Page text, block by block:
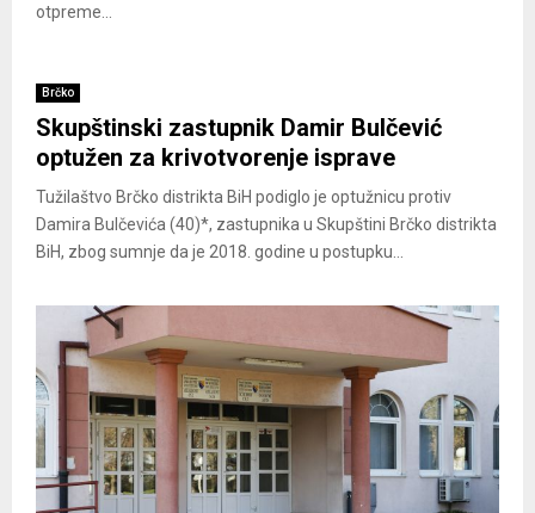
otpreme...
Brčko
Skupštinski zastupnik Damir Bulčević
optužen za krivotvorenje isprave
Tužilaštvo Brčko distrikta BiH podiglo je optužnicu protiv
Damira Bulčevića (40)*, zastupnika u Skupštini Brčko distrikta
BiH, zbog sumnje da je 2018. godine u postupku...